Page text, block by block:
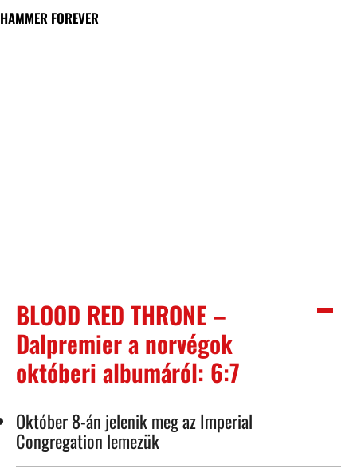
HAMMER FOREVER
BLOOD RED THRONE –
Dalpremier a norvégok
októberi albumáról: 6:7
Október 8-án jelenik meg az Imperial
Congregation lemezük